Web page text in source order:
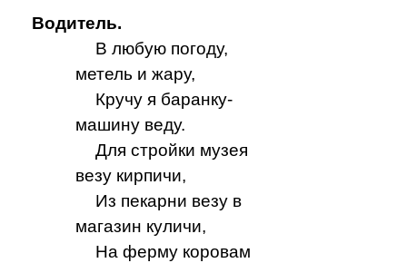
Водитель.
В любую погоду,
метель и жару,
Кручу я баранку-
машину веду.
Для стройки музея
везу кирпичи,
Из пекарни везу в
магазин куличи,
На ферму коровам